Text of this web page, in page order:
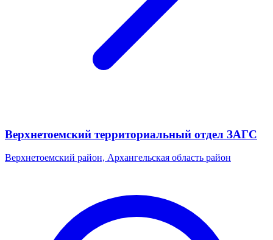
Верхнетоемский территориальный отдел ЗАГС
Верхнетоемский район, Архангельская область район